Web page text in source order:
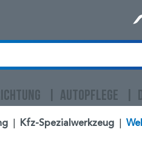
AUTOPFLEGE
Kfz-Spezialwerkzeug